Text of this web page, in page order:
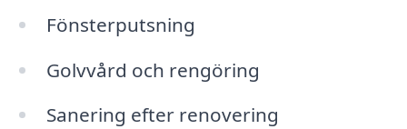
Fönsterputsning
Golvvård och rengöring
Sanering efter renovering